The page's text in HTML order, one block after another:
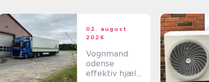
02. august
2026
Vognmand
odense
effektiv hjælp